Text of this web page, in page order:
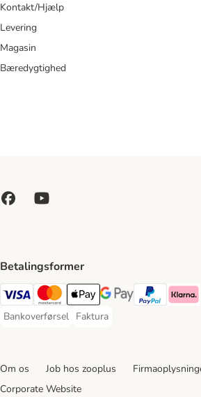
Kontakt/Hjælp
Levering
Magasin
Bæredygtighed
Betalingsformer
VISA Payment Method
Mastercard Payment Method
Apply pay Payment Method
Google Pay Payment
paypal Klarna
Bankoverførsel
Bankoverførsel Payment Method
Faktura
Faktura Payment Method
Om os Job hos zooplus
Corporate Website